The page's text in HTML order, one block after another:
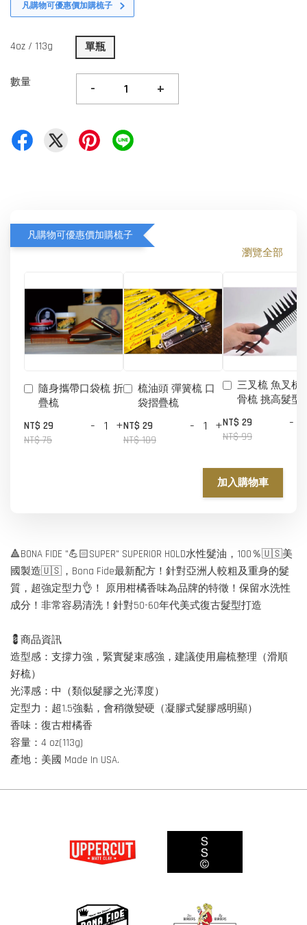
凡購物可優惠價加購梳子
4oz / 113g 單瓶
數量 - +
凡購物可優惠價加購梳子
瀏覽全部
隨身攜帶口袋梳 折
疊梳
NT$ 29
NT$ 75
- +
梳油頭 彈簧梳 口
袋摺疊梳
NT$ 29
NT$ 109
- +
三叉梳 魚叉梳
骨梳 挑高髮型
NT$ 29
NT$ 99
-
加入購物車
🔺BONA FIDE "💪🏻SUPER" SUPERIOR HOLD水性髮油，100％🇺🇸美
國製造🇺🇸，Bona Fide最新配方！針對亞洲人較粗及重身的髮
質，超強定型力👌！ 原用柑橘香味為品牌的特徵！保留水洗性
成分！非常容易清洗！針對50-60年代美式復古髮型打造
💈商品資訊
造型感：支撐力強，緊實髮束感強，建議使用扁梳整理（滑順
好梳）
光澤感：中（類似髮膠之光澤度）
定型力：超1.5強黏，會稍微變硬（凝膠式髮膠感明顯）
香味：復古柑橘香
容量：4 oz(113g)
產地：美國 Made In USA.